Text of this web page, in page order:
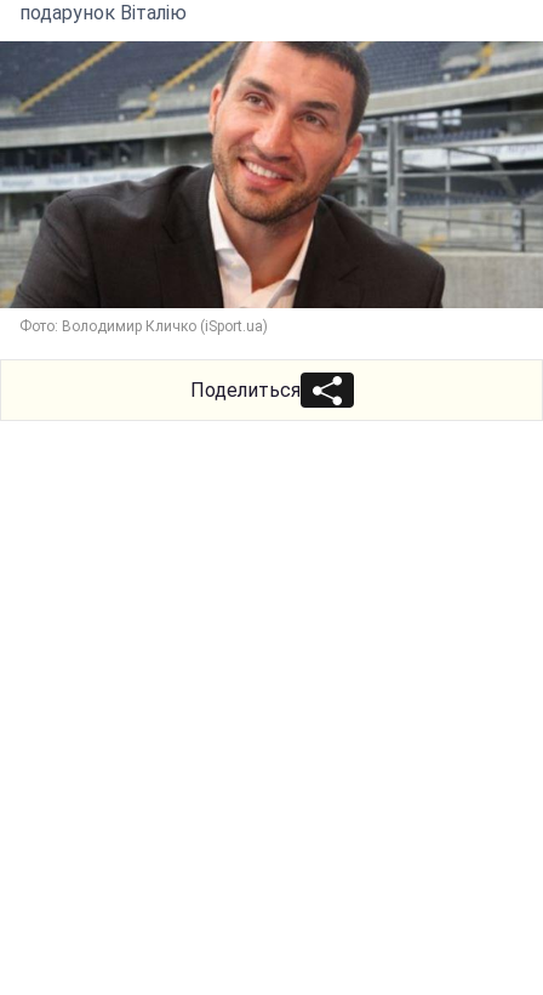
подарунок Віталію
Фото: Володимир Кличко (iSport.ua)
Поделиться